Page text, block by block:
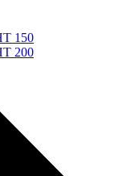
150
200